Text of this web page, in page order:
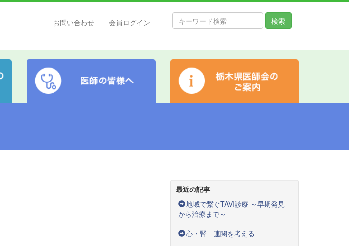
検索
お問い合わせ 会員ログイン
最近の記事
地域で繋ぐTAVI診療 ～早期発見
から治療まで～
心・腎 連関を考える